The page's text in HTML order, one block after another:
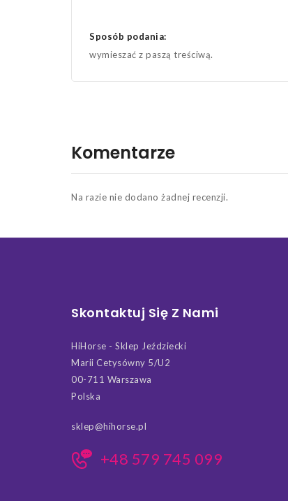
Sposób podania:
wymieszać z paszą treściwą.
Komentarze
Na razie nie dodano żadnej recenzji.
Skontaktuj Się Z Nami
HiHorse - Sklep Jeździecki
Marii Cetysówny 5/U2
00-711 Warszawa
Polska
sklep@hihorse.pl
+48 579 745 099